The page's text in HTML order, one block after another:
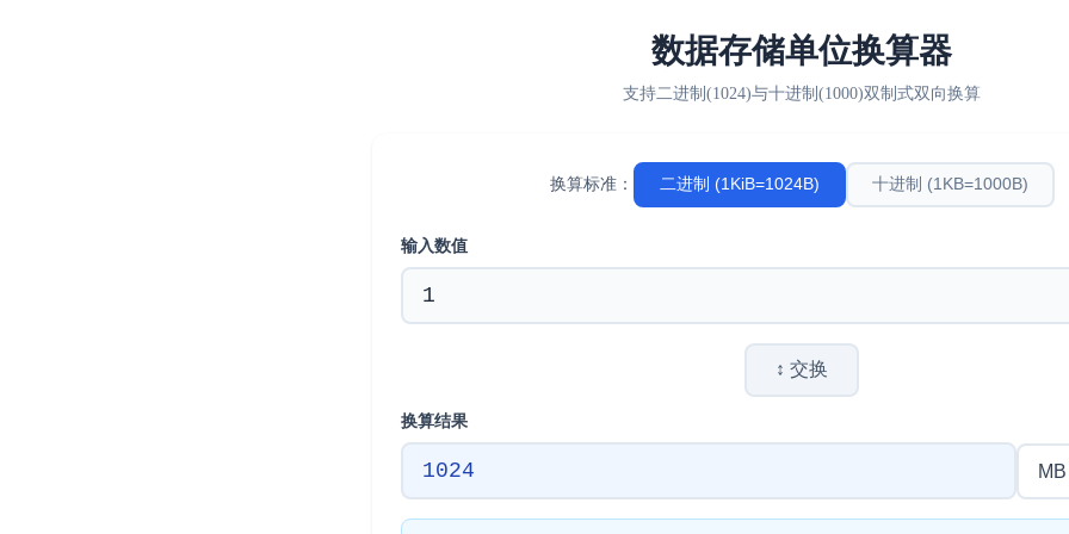
数据存储单位换算器
支持二进制(1024)与十进制(1000)双制式双向换算
换算标准： 二进制 (1KiB=1024B) 十进制 (1KB=1000B)
输入数值
↕ 交换
换算结果